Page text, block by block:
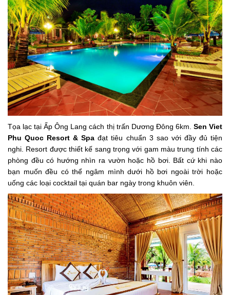
Tọa lạc tại Ấp Ông Lang cách thị trấn Dương Đông 6km. Sen Viet
Phu Quoc Resort & Spa đạt tiêu chuẩn 3 sao với đầy đủ tiện
nghi. Resort được thiết kế sang trọng với gam màu trung tính các
phòng đều có hướng nhìn ra vườn hoặc hồ bơi. Bất cứ khi nào
bạn muốn đều có thể ngâm mình dưới hồ bơi ngoài trời hoặc
uống các loại cocktail tại quán bar ngày trong khuôn viên.